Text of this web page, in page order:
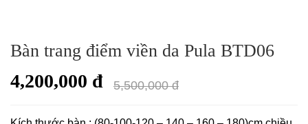
Bàn trang điểm viền da Pula BTD06
4,200,000 đ 5,500,000 đ